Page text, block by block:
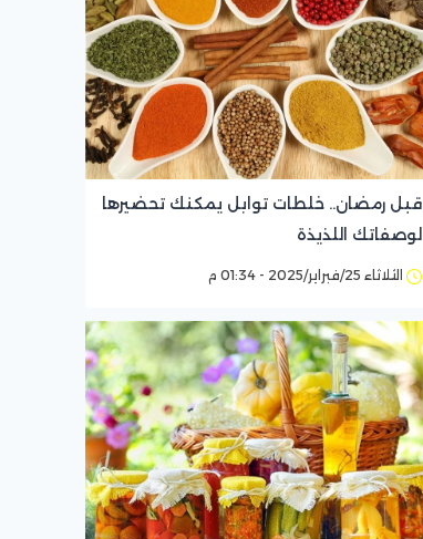
قبل رمضان.. خلطات توابل يمكنك تحضيرها
لوصفاتك اللذيذة
الثلاثاء 25/فبراير/2025 - 01:34 م